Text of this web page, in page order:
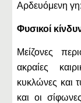
Αρδευόμενη
Φυσικοί
Μείζονες
ακραίες
κυκλώνες και
και οι